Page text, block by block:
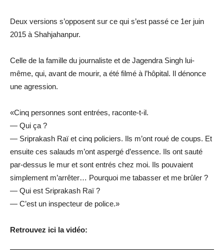
Deux versions s’opposent sur ce qui s’est passé ce 1er juin
2015 à Shahjahanpur.
Celle de la famille du journaliste et de Jagendra Singh lui-
même, qui, avant de mourir, a été filmé à l’hôpital. Il dénonce
une agression.
«Cinq personnes sont entrées, raconte-t-il.
— Qui ça ?
— Sriprakash Raï et cinq policiers. Ils m’ont roué de coups. Et
ensuite ces salauds m’ont aspergé d’essence. Ils ont sauté
par-dessus le mur et sont entrés chez moi. Ils pouvaient
simplement m’arrêter… Pourquoi me tabasser et me brûler ?
— Qui est Sriprakash Raï ?
— C’est un inspecteur de police.»
Retrouvez ici la vidéo: